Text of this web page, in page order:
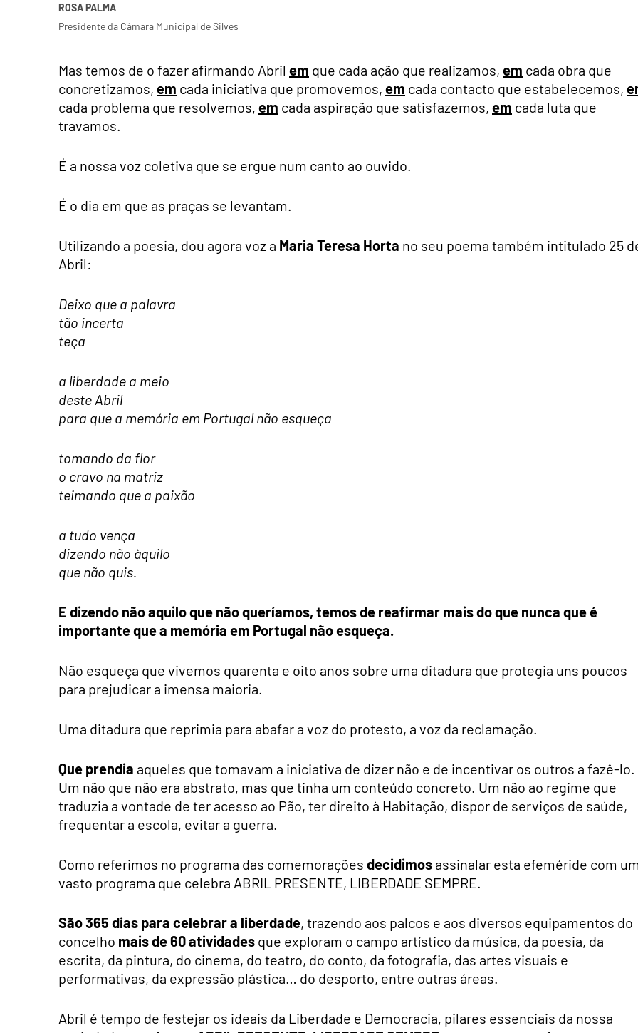
ROSA PALMA
Presidente da Câmara Municipal de Silves
Mas temos de o fazer afirmando Abril em que cada ação que realizamos, em cada obra que
concretizamos, em cada iniciativa que promovemos, em cada contacto que estabelecemos,
cada problema que resolvemos, em cada aspiração que satisfazemos, em cada luta que
travamos.
É a nossa voz coletiva que se ergue num canto ao ouvido.
É o dia em que as praças se levantam.
Utilizando a poesia, dou agora voz a Maria Teresa Horta no seu poema também intitulado 25
Abril:
Deixo que a palavra
tão incerta
teça
a liberdade a meio
deste Abril
para que a memória em Portugal não esqueça
tomando da flor
o cravo na matriz
teimando que a paixão
a tudo vença
dizendo não àquilo
que não quis.
E dizendo não aquilo que não queríamos, temos de reafirmar mais do que nunca que é
importante que a memória em Portugal não esqueça.
Não esqueça que vivemos quarenta e oito anos sobre uma ditadura que protegia uns poucos
para prejudicar a imensa maioria.
Uma ditadura que reprimia para abafar a voz do protesto, a voz da reclamação.
Que prendia aqueles que tomavam a iniciativa de dizer não e de incentivar os outros a fazê-lo.
Um não que não era abstrato, mas que tinha um conteúdo concreto. Um não ao regime que
traduzia a vontade de ter acesso ao Pão, ter direito à Habitação, dispor de serviços de saúde,
frequentar a escola, evitar a guerra.
Como referimos no programa das comemorações decidimos assinalar esta efeméride com
vasto programa que celebra ABRIL PRESENTE, LIBERDADE SEMPRE.
São 365 dias para celebrar a liberdade, trazendo aos palcos e aos diversos equipamentos do
concelho mais de 60 atividades que exploram o campo artístico da música, da poesia, da
escrita, da pintura, do cinema, do teatro, do conto, da fotografia, das artes visuais e
performativas, da expressão plástica… do desporto, entre outras áreas.
Abril é tempo de festejar os ideais da Liberdade e Democracia, pilares essenciais da nossa